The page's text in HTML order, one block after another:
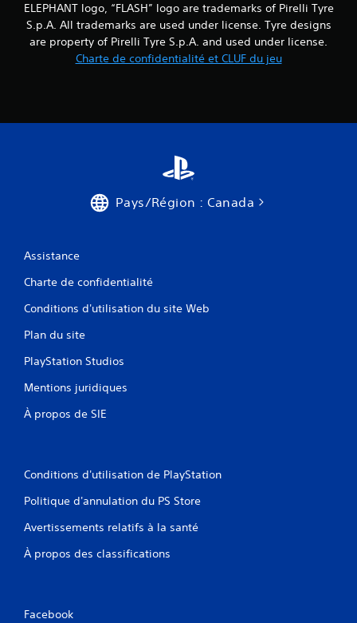
ELEPHANT logo, “FLASH” logo are trademarks of Pirelli Tyre
S.p.A. All trademarks are used under license. Tyre designs
are property of Pirelli Tyre S.p.A. and used under license.
Charte de confidentialité et CLUF du jeu
Pays/Région : Canada
Assistance
Charte de confidentialité
Conditions d'utilisation du site Web
Plan du site
PlayStation Studios
Mentions juridiques
À propos de SIE
Conditions d'utilisation de PlayStation
Politique d'annulation du PS Store
Avertissements relatifs à la santé
À propos des classifications
Facebook